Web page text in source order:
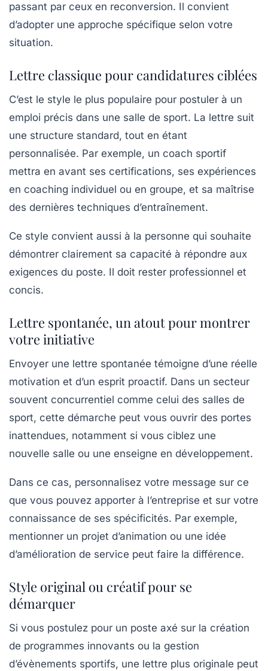
passant par ceux en reconversion. Il convient
d’adopter une approche spécifique selon votre
situation.
Lettre classique pour candidatures ciblées
C’est le style le plus populaire pour postuler à un
emploi précis dans une salle de sport. La lettre suit
une structure standard, tout en étant
personnalisée. Par exemple, un coach sportif
mettra en avant ses certifications, ses expériences
en coaching individuel ou en groupe, et sa maîtrise
des dernières techniques d’entraînement.
Ce style convient aussi à la personne qui souhaite
démontrer clairement sa capacité à répondre aux
exigences du poste. Il doit rester professionnel et
concis.
Lettre spontanée, un atout pour montrer
votre initiative
Envoyer une lettre spontanée témoigne d’une réelle
motivation et d’un esprit proactif. Dans un secteur
souvent concurrentiel comme celui des salles de
sport, cette démarche peut vous ouvrir des portes
inattendues, notamment si vous ciblez une
nouvelle salle ou une enseigne en développement.
Dans ce cas, personnalisez votre message sur ce
que vous pouvez apporter à l’entreprise et sur votre
connaissance de ses spécificités. Par exemple,
mentionner un projet d’animation ou une idée
d’amélioration de service peut faire la différence.
Style original ou créatif pour se
démarquer
Si vous postulez pour un poste axé sur la création
de programmes innovants ou la gestion
d’évènements sportifs, une lettre plus originale peut